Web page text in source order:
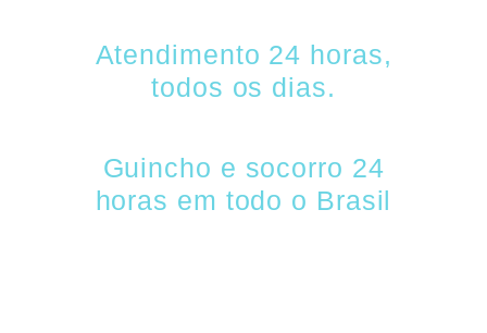
Atendimento 24 horas,
todos os dias.
Guincho e socorro 24
horas em todo o Brasil